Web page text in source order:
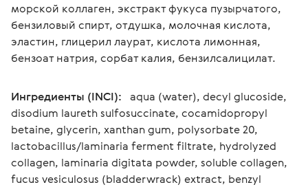
морской коллаген, экстракт фукуса пузырчатого,
бензиловый спирт, отдушка, молочная кислота,
эластин, глицерил лаурат, кислота лимонная,
бензоат натрия, сорбат калия, бензилсалицилат.
Ингредиенты (INCI): aqua (water), decyl glucoside,
disodium laureth sulfosuccinate, cocamidopropyl
betaine, glycerin, xanthan gum, polysorbate 20,
lactobacillus/laminaria ferment filtrate, hydrolyzed
collagen, laminaria digitata powder, soluble collagen,
fucus vesiculosus (bladderwrack) extract, benzyl